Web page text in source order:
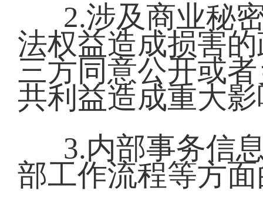
2.涉及商业秘
法权益造成损害
三方同意公开或
共利益造成重大
3.内部事务信
部工作流程等方